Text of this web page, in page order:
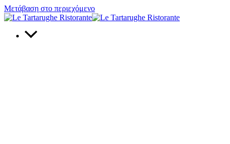
Μετάβαση στο περιεχόμενο